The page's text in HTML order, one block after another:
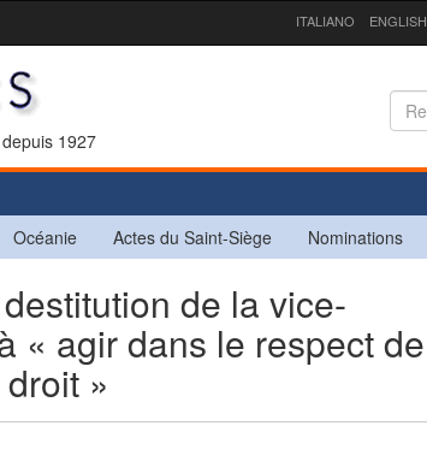
ITALIANO ENGLISH
1927
Océanie Actes du Saint-Siège Nominations
de la vice-
« agir dans le respect de
»